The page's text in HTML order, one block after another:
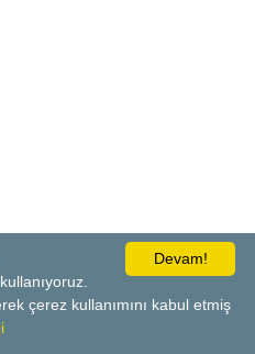
Devam!
çerez kullanımını kabul etmiş